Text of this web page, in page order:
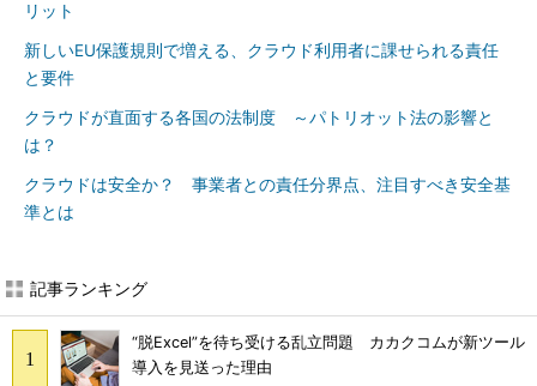
リット
新しいEU保護規則で増える、クラウド利用者に課せられる責任
と要件
クラウドが直面する各国の法制度 ～パトリオット法の影響と
は？
クラウドは安全か？ 事業者との責任分界点、注目すべき安全基
準とは
記事ランキング
“脱Excel”を待ち受ける乱立問題 カカクコムが新ツール
導入を見送った理由